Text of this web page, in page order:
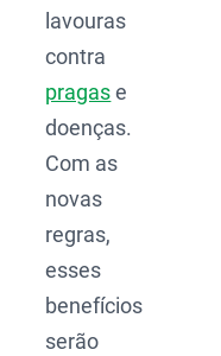
lavouras
contra
pragase
doenças.
Com as
novas
regras,
esses
benefícios
serão